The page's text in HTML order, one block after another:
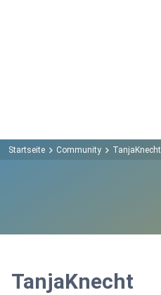
Startseite Community TanjaKnecht
TanjaKnecht